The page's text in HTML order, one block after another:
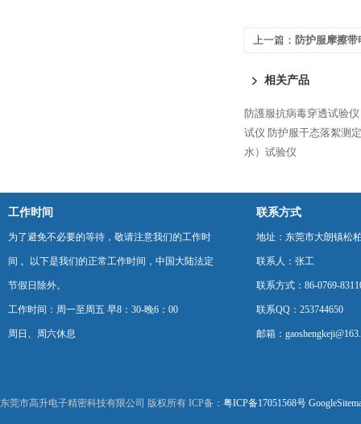
上一篇： 防护服摩擦
相关产品
防護服抗病毒穿透试验仪
试仪 防护服干态落絮测
水）试验仪
工作时间
为了避免不必要的等待，敬请注意我们的工作时
间 。以下是我们的正常工作时间，中国大陆法定
节假日除外。
工作时间：周一至周五 早8：30-晚6：00
周日、周六休息
联系方式
地址：东莞市大朗镇松
联系人：张工
联系方式：86-0769-
联系QQ：253744650
邮箱：
东莞市高升电子精密科技有限公司 版权所有 ICP备： 粤ICP备17051568号